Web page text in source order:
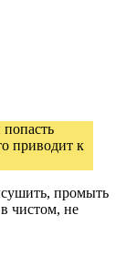
приводит к
промыть
чистом, не